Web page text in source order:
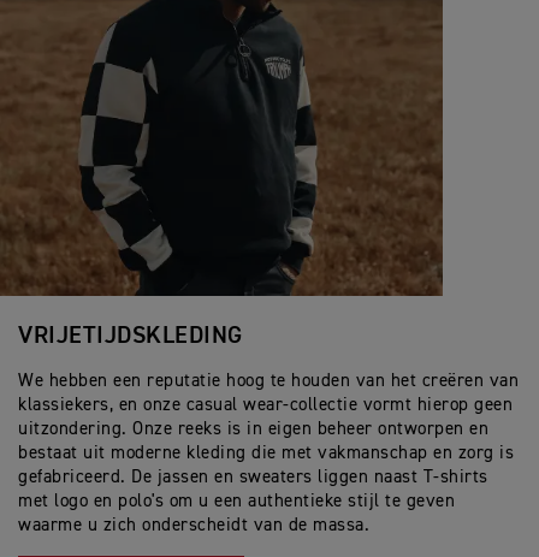
VRIJETIJDSKLEDING
We hebben een reputatie hoog te houden van het creëren van
klassiekers, en onze casual wear-collectie vormt hierop geen
uitzondering. Onze reeks is in eigen beheer ontworpen en
bestaat uit moderne kleding die met vakmanschap en zorg is
gefabriceerd. De jassen en sweaters liggen naast T-shirts
met logo en polo's om u een authentieke stijl te geven
waarme u zich onderscheidt van de massa.